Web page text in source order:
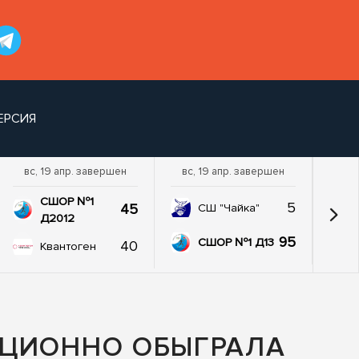
вс, 19 апр. завершен
СШОР №1
Д2012
45
Квантоген 40
вс, 19 апр. завершен
СШ "Чайка" 5
СШОР №1 Д13 95
ОБЫГРАЛА